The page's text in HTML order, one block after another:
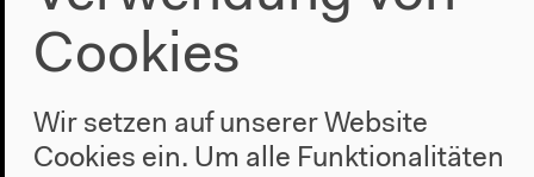
Brasilien – Chile
Cookies
Wir setzen auf unserer Website
Cookies ein. Um alle Funktionalitäten